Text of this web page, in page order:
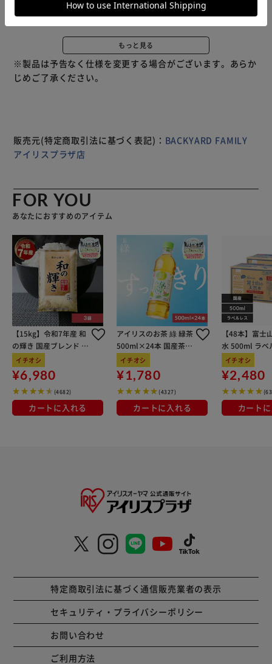
面はコンパクトミラー】 ・ぬいぐるみの裏側が鏡になって
いるから、外出先での身だしなみチェックもスマートに◎
【推しキャラと毎日一緒】 ・クロミやハローキティなど人
気サンリオキャラと過ごせて、見るたびに癒される存在〇
【化粧直しもかわいく】 ・かわいいマスコットと実用性を
両立した、おしゃれ女子の新定番アイテム！ 【ギフトにも
11cm／[横]約11cm?約17.5cm [厚さ]約3.5cm?約4.5cm ※
ボールチェーン部含まず ※種類によって大きさが若干異な
了承ください。 【重量】 約50g（※ポチャッコの商品の重
量です。） 【注意点】 [対象年齢]6歳以上 ※洗濯機 不可 ※
長時間日光にあたったり、摩擦、水漏れなどによる色落ちや
色移りすることがあります。 ※お取り扱いの際は、商品や
パッケージなどに記載されている品質表示、アテンションタ
グ、ご使用上の注意事項などを必ずご確認下さい。 【商品
配送について】 配送番号なしの配送になります。
もっと見る
※製品は予告なく仕様を変更する場合がございます。あらか
じめご了承ください。
販売元(特定商取引法に基づく表記)： BACKYARD FAMILY
アイリスプラザ店
FOR YOU
あなたにおすすめのアイテム
【15kg】令和7年産 和
の輝き 国産ブレンド 5
kg×3袋
イチオシ
¥6,980
(4682)
カートに入れる
アイリスのお茶 綠 緑茶
500ml×24本 国産茶葉
100％使用
イチオシ
¥1,780
(4327)
カートに入れる
【48本】富士
水 500ml ラベ
イチオシ
¥2,480
カート
特定商取引法に基づく通信販売業者の表示
セキュリティ・プライバシーポリシー
お問い合わせ
ご利用方法